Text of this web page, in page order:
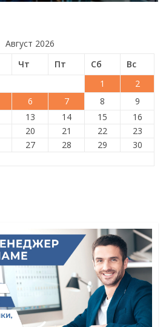
Август 2026
Чт Пт Сб
Вс
1
2
6 7 8
9
13 14 15
16
20 21 22
23
27 28 29
30